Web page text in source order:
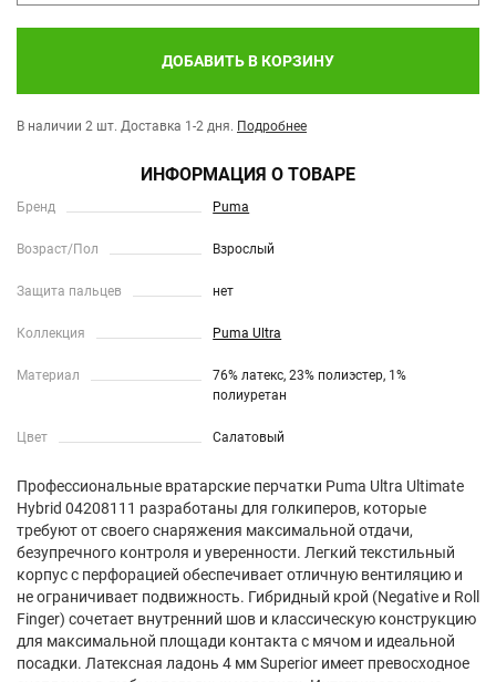
ДОБАВИТЬ В КОРЗИНУ
В наличии 2 шт. Доставка 1-2 дня. Подробнее
ИНФОРМАЦИЯ О ТОВАРЕ
Бренд Puma
Возраст/Пол Взрослый
Защита пальцев нет
Коллекция Puma Ultra
Материал
76% латекс, 23% полиэстер, 1%
полиуретан
Цвет Салатовый
Профессиональные вратарские перчатки Puma Ultra Ultimate
Hybrid 04208111 разработаны для голкиперов, которые
требуют от своего снаряжения максимальной отдачи,
безупречного контроля и уверенности. Легкий текстильный
корпус с перфорацией обеспечивает отличную вентиляцию и
не ограничивает подвижность. Гибридный крой (Negative и Roll
Finger) сочетает внутренний шов и классическую конструкцию
для максимальной площади контакта с мячом и идеальной
посадки. Латексная ладонь 4 мм Superior имеет превосходное